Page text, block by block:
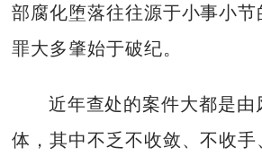
部腐化堕落往往源于小事小
罪大多肇始于破纪。
近年查处的案件大都是由
体，其中不乏不收敛、不收